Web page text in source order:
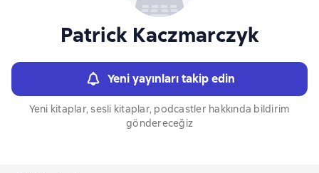
Patrick Kaczmarczyk
Yeni yayınları takip edin
Yeni kitaplar, sesli kitaplar, podcastler hakkında bildirim
göndereceğiz